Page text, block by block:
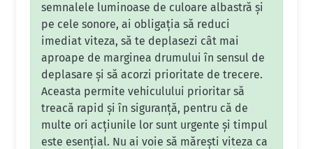
semnalele luminoase de culoare albastră și
pe cele sonore, ai obligația să reduci
imediat viteza, să te deplasezi cât mai
aproape de marginea drumului în sensul de
deplasare și să acorzi prioritate de trecere.
Aceasta permite vehiculului prioritar să
treacă rapid și în siguranță, pentru că de
multe ori acțiunile lor sunt urgente și timpul
este esențial. Nu ai voie să mărești viteza ca